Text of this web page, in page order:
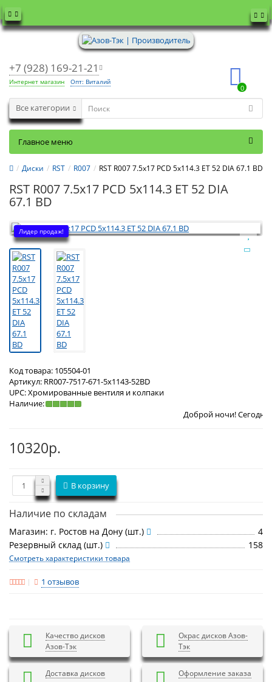
+7 (928) 169-21-21
Интернет магазин Опт: Виталий
0
Все категории
Главное меню
Диски RST R007 RST R007 7.5x17 PCD 5x114.3 ET 52 DIA 67.1 BD
RST R007 7.5x17 PCD 5x114.3 ET 52 DIA
67.1 BD
Лидер продаж!
Код товара: 105504-01
Артикул: RR007-7517-671-5x1143-52BD
UPC:Хромированные вентиля и колпаки
Наличие:
Доброй ночи! СегодняСуббота 8
10320р.
В корзину
Наличие по складам
Магазин: г. Ростов на Дону (шт.)
4
Резервный склад (шт.)
158
Смотреть характеристики товара
1 отзывов
Качество дисков
Азов-Тэк
Окрас дисков Азов-
Тэк
Доставка дисков Оформление заказа